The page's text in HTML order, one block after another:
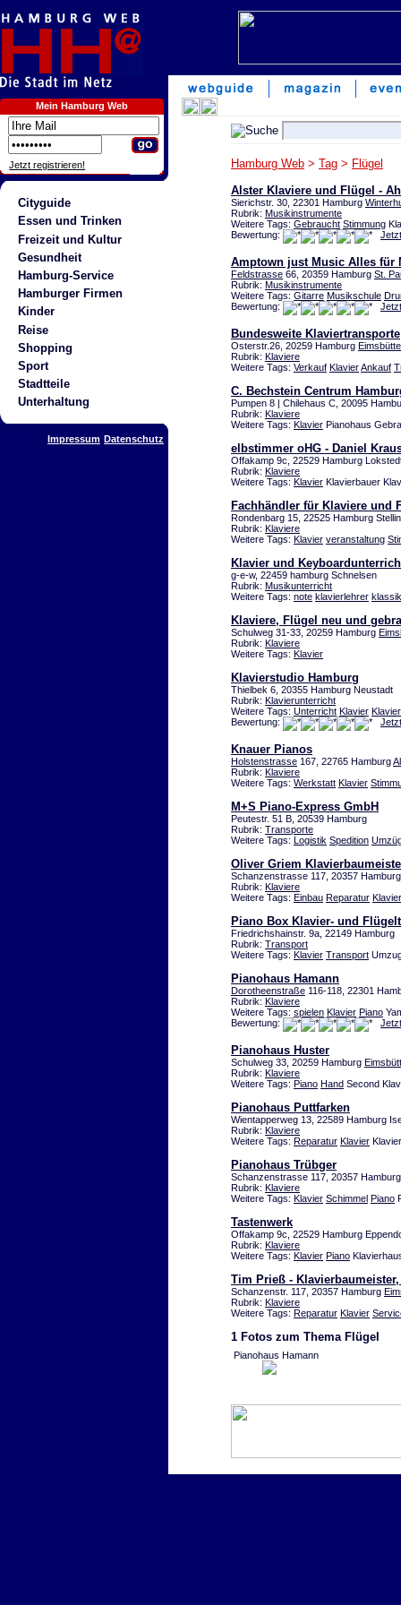
Mein Hamburg Web
Jetzt registrieren!
Cityguide
Essen und Trinken
Freizeit und Kultur
Gesundheit
Hamburg-Service
Hamburger Firmen
Kinder
Reise
Shopping
Sport
Stadtteile
Unterhaltung
Impressum Datenschutz
Hamburg Web > Tag > Flügel
Alster Klaviere und Flügel -
Sierichstr. 30, 22301 Hamburg
Rubrik: Musikinstrumente
Weitere Tags: Gebraucht Stimmung
Bewertung:
Amptown just Music Alles für
Feldstrasse 66, 20359 Hamburg St.
Rubrik: Musikinstrumente
Weitere Tags: Gitarre Musikschule
Bewertung:
Bundesweite Klaviertransporte
Osterstr.26, 20259 Hamburg
Rubrik: Klaviere
Weitere Tags: Verkauf KlavierAnkauf
C. Bechstein Centrum
Pumpen 8 | Chilehaus C, 20095
Rubrik: Klaviere
Weitere Tags: Klavier Pianohaus
elbstimmer oHG - Daniel
Offakamp 9c, 22529 Hamburg
Rubrik: Klaviere
Weitere Tags: Klavier Klavierbauer
Fachhändler für Klaviere und
Rondenbarg 15, 22525 Hamburg
Rubrik: Klaviere
Weitere Tags: Klavier veranstaltung
Klavier und
g-e-w, 22459 hamburg Schnelsen
Rubrik: Musikunterricht
Weitere Tags: note klavierlehrer klassik
Klaviere, Flügel neu und
Schulweg 31-33, 20259 Hamburg
Rubrik: Klaviere
Weitere Tags: Klavier
Klavierstudio Hamburg
Thielbek 6, 20355 Hamburg Neustadt
Rubrik: Klavierunterricht
Weitere Tags: Unterricht Klavier
Bewertung:
Knauer Pianos
Holstenstrasse 167, 22765 Hamburg
Rubrik: Klaviere
Weitere Tags: Werkstatt Klavier
M+S Piano-Express GmbH
Peutestr. 51 B, 20539 Hamburg
Rubrik: Transporte
Weitere Tags: Logistik Spedition
Oliver Griem
Schanzenstrasse 117, 20357
Rubrik: Klaviere
Weitere Tags: Einbau Reparatur Klavier
Piano Box Klavier- und
Friedrichshainstr. 9a, 22149 Hamburg
Rubrik: Transport
Weitere Tags: Klavier Transport
Pianohaus Hamann
Dorotheenstraße 116-118, 22301
Rubrik: Klaviere
Weitere Tags: spielen Klavier Piano
Bewertung:
Pianohaus Huster
Schulweg 33, 20259 Hamburg
Rubrik: Klaviere
Weitere Tags: Piano Hand Second
Pianohaus Puttfarken
Wientapperweg 13, 22589 Hamburg
Rubrik: Klaviere
Weitere Tags: Reparatur Klavier
Pianohaus Trübger
Schanzenstrasse 117, 20357
Rubrik: Klaviere
Weitere Tags: Klavier Schimmel Piano
Tastenwerk
Offakamp 9c, 22529 Hamburg
Rubrik: Klaviere
Weitere Tags: Klavier Piano
Tim Prieß -
Schanzenstr. 117, 20357 Hamburg
Rubrik: Klaviere
Weitere Tags: Reparatur Klavier
1 Fotos zum Thema Flügel
Pianohaus Hamann